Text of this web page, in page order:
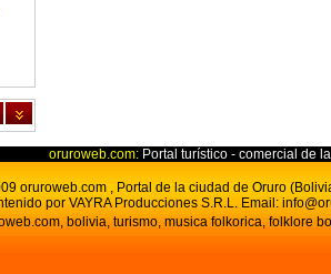
oruroweb.com: Portal turístico - comercial de
oruroweb.com , Portal de la ciudad de Oruro
por VAYRA Producciones S.R.L. Email:
bolivia, turismo, musica folkorica, folklore